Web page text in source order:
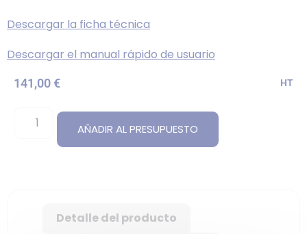
Descargar la ficha técnica
Descargar el manual rápido de usuario
141,00 € HT
AÑADIR AL PRESUPUESTO
Detalle del producto